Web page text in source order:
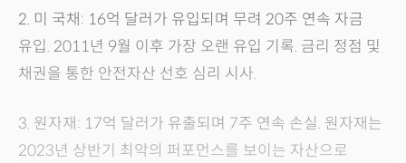
2. 미 국채: 16억 달러가 유입되며 무려 20주 연속 자금
유입. 2011년 9월 이후 가장 오랜 유입 기록. 금리 정점 및
채권을 통한 안전자산 선호 심리 시사.
3. 원자재: 17억 달러가 유출되며 7주 연속 손실. 원자재는
2023년 상반기 최악의 퍼포먼스를 보이는 자산으로